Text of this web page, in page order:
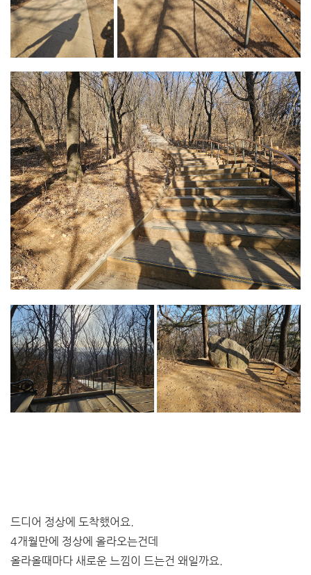
드디어 정상에 도착했어요.
4개월만에 정상에 올라오는건데
올라올때마다 새로운 느낌이 드는건 왜일까요.